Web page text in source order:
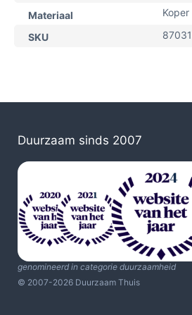
Materiaal
SKU
Duurzaam sinds 2007
genomineerd in categorie duurzaamheid
© 2007-2026 Duurzaam Thuis